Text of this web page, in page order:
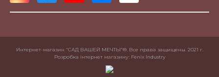
Интернет-магазин “САД ВАШЕЙ МЕЧТЫ”®. Все права защищены. 2021 г.
Розробка інтернет магазину: Fenix Industry